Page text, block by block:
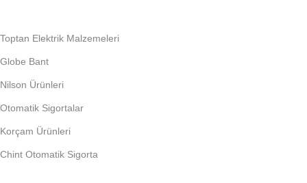
Toptan Elektrik Malzemeleri
Globe Bant
Nilson Ürünleri
Otomatik Sigortalar
Korçam Ürünleri
Chint Otomatik Sigorta